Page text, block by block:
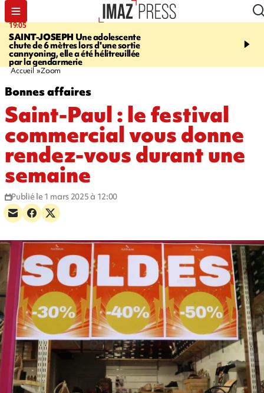
19:05
SAINT-JOSEPH Une adolescente
chute de 6 mètres lors d'une sortie
cannyoning, elle a été hélitreuillée
par la gendarmerie
20:44
rouée de coups,
Accueil Zoom
Bonnes affaires
Saint-Paul : le festival
commercial vous donne
rendez-vous durant une
semaine
Publié le 1 mars 2025 à 12:00